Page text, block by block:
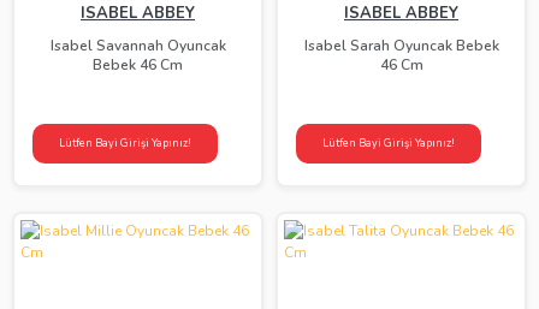
ISABEL ABBEY
Isabel Savannah Oyuncak
Bebek 46 Cm
Lütfen Bayi Girişi Yapınız!
ISABEL ABBEY
Isabel Sarah Oyuncak Bebek
46 Cm
Lütfen Bayi Girişi Yapınız!